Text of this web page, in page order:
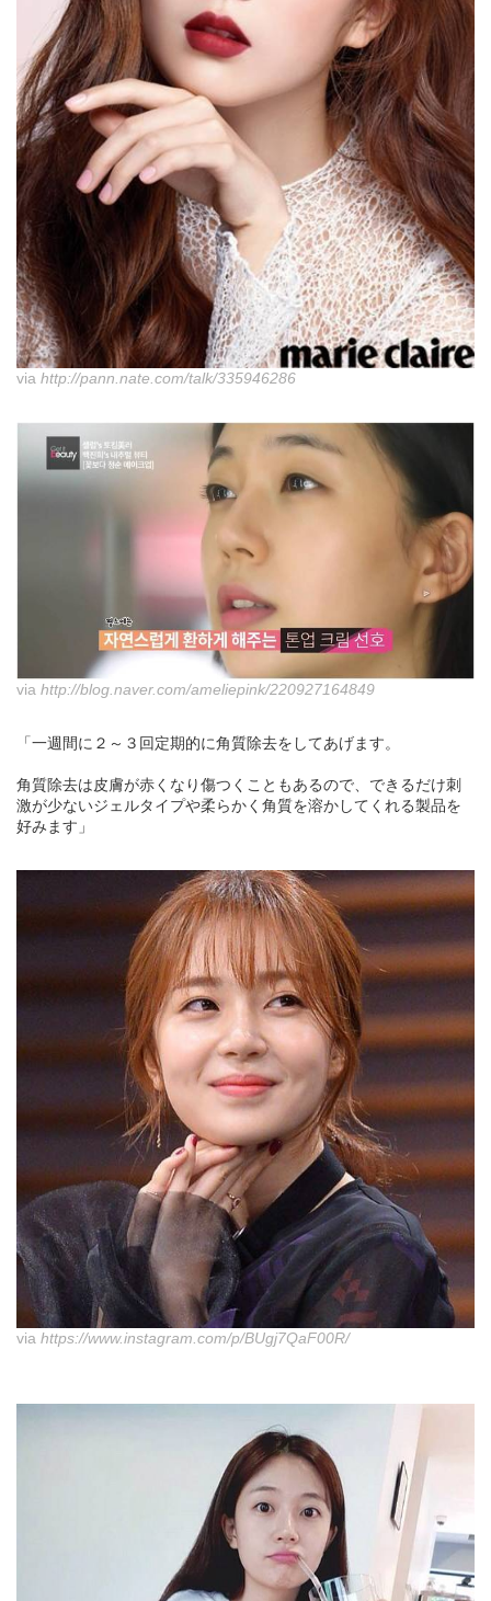
via http://pann.nate.com/talk/335946286
via http://blog.naver.com/ameliepink/220927164849
「一週間に２～３回定期的に角質除去をしてあげます。
角質除去は皮膚が赤くなり傷つくこともあるので、できるだけ刺
激が少ないジェルタイプや柔らかく角質を溶かしてくれる製品を
好みます」
via https://www.instagram.com/p/BUgj7QaF00R/